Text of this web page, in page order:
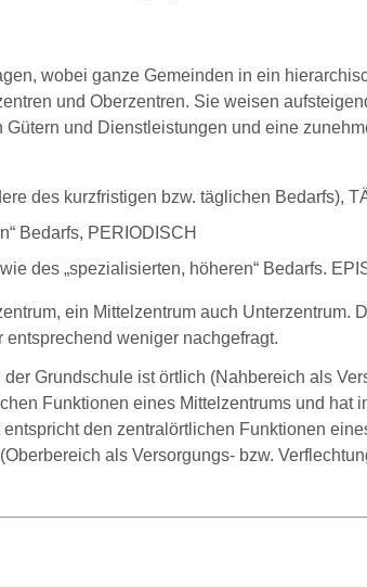
wobei ganze Gemeinden in ein
und Oberzentren. Sie weisen
und Dienstleistungen und eine
des kurzfristigen bzw. täglichen Bedarfs),
Bedarfs, PERIODISCH
des „spezialisierten, höheren“ Bedarfs.
ein Mittelzentrum auch Unterzentrum.
weniger nachgefragt.
Grundschule ist örtlich (Nahbereich als
Funktionen eines Mittelzentrums und hat
den zentralörtlichen Funktionen
als Versorgungs- bzw.